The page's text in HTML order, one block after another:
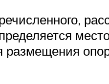
размещения